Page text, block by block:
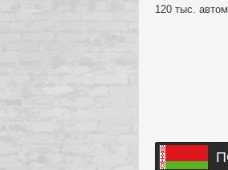
120 тыс.